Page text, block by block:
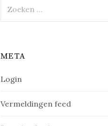
naar:
META
Login
Vermeldingen feed